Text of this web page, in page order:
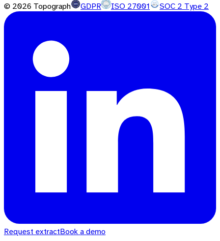
© 2026 Topograph GDPR ISO 27001 SOC 2 Type 2
Request extractBook a demo